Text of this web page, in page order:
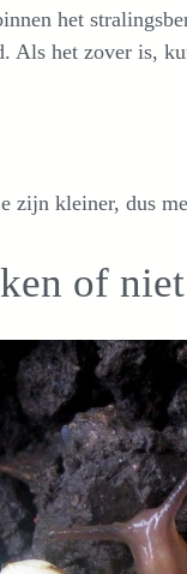
het
Als het zover is,
zijn kleiner, dus
of niet